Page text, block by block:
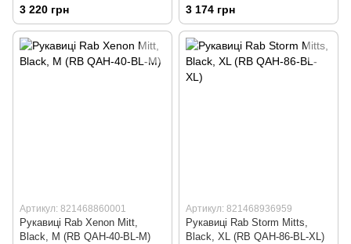
3 220 грн 3 174 грн
Артикул: 821468860001
Рукавиці Rab Xenon Mitt,
Black, M (RB QAH-40-BL-M)
Артикул: 821468936959
Рукавиці Rab Storm Mitts,
Black, XL (RB QAH-86-BL-XL)